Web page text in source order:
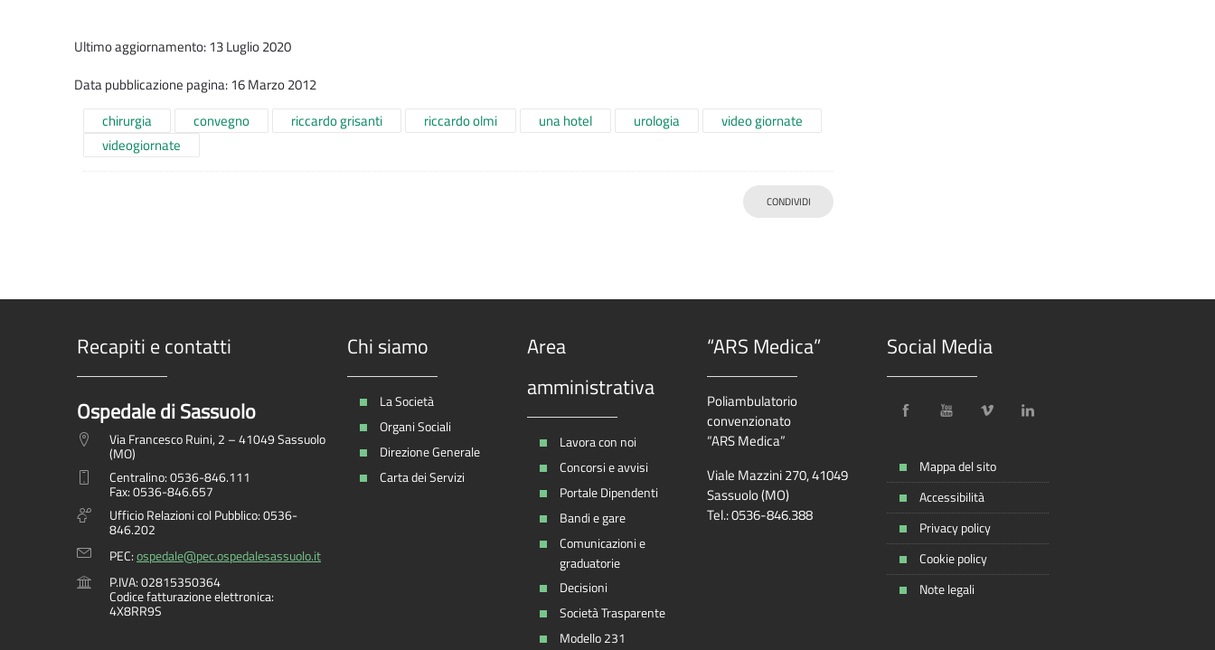
Ultimo aggiornamento: 13 Luglio 2020
Data pubblicazione pagina: 16 Marzo 2012
chirurgia
convegno riccardo grisanti riccardo olmi una hotel urologia
video giornate
videogiornate
CONDIVIDI
Recapiti e contatti
Ospedale di Sassuolo
Via Francesco Ruini, 2 – 41049 Sassuolo
(MO)
Centralino: 0536-846.111
Fax: 0536-846.657
Ufficio Relazioni col Pubblico: 0536-
846.202
PEC:ospedale@pec.ospedalesassuolo.it
P.IVA: 02815350364
Codice fatturazione elettronica:
4X8RR9S
Chi siamo
La Società
Organi Sociali
Direzione Generale
Carta dei Servizi
Area
amministrativa
Lavora con noi
Concorsi e avvisi
Portale Dipendenti
Bandi e gare
Comunicazioni e
graduatorie
Decisioni
Società Trasparente
Modello 231
“ARS Medica”
Poliambulatorio
convenzionato
“ARS Medica”
Viale Mazzini 270, 41049
Sassuolo (MO)
Tel.: 0536-846.388
Social Media
Mappa del sito
Accessibilità
Privacy policy
Cookie policy
Note legali